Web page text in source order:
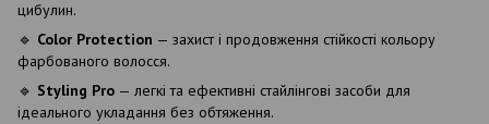
цибулин.
🔹 Color Protection — захист і продовження стійкості кольору
фарбованого волосся.
🔹 Styling Pro — легкі та ефективні стайлінгові засоби для
ідеального укладання без обтяження.